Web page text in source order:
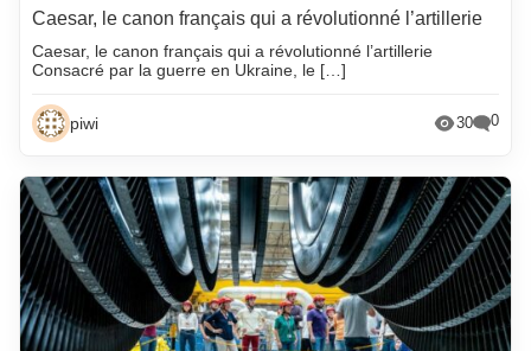
Caesar, le canon français qui a révolutionné l’artillerie
Caesar, le canon français qui a révolutionné l’artillerie
Consacré par la guerre en Ukraine, le […]
piwi 30 0